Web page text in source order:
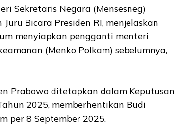
Sekretaris Negara (Mensesneg)
Bicara Presiden RI, menjelaskan
menyiapkan pengganti menteri
(Menko Polkam) sebelumnya,
Prabowo ditetapkan dalam Keputusan
2025, memberhentikan Budi
per 8 September 2025.